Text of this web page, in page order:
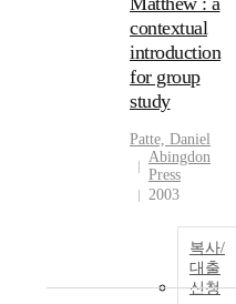
contextual
introduction
for group
study
Patte, Daniel
Abingdon
Press
2003
복사/
대출
신청